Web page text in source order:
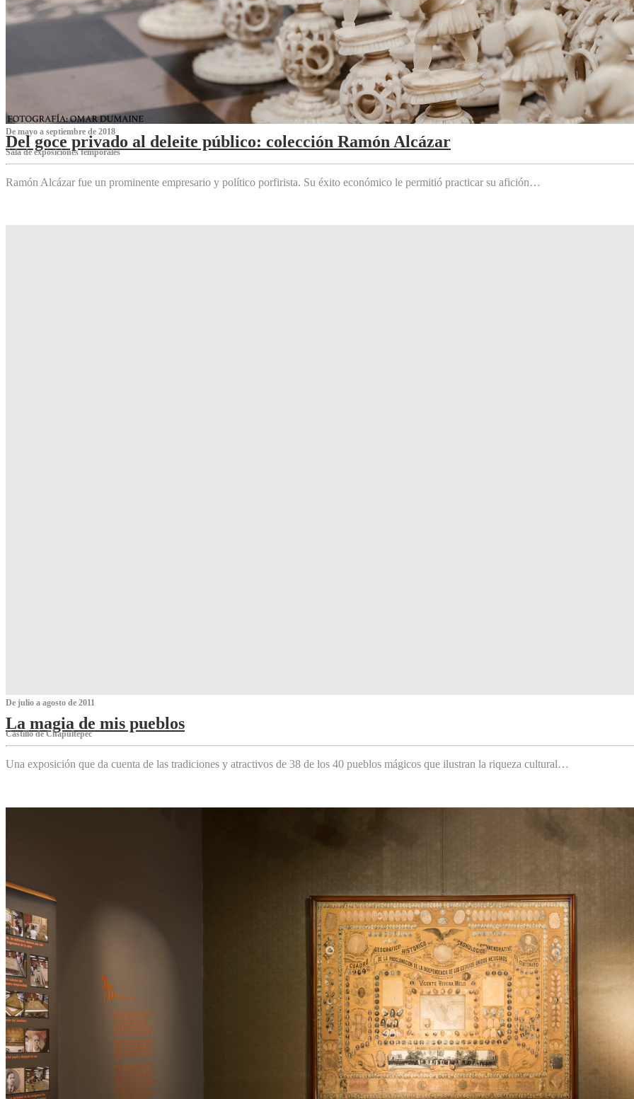
De mayo a septiembre de 2018
Del goce privado al deleite público: colección Ramón Alcázar
Sala de exposiciones temporales
Ramón Alcázar fue un prominente empresario y político porfirista. Su éxito económico le permitió practicar su afición…
De julio a agosto de 2011
La magia de mis pueblos
Castillo de Chapultepec
Una exposición que da cuenta de las tradiciones y atractivos de 38 de los 40 pueblos mágicos que ilustran la riqueza cultural…